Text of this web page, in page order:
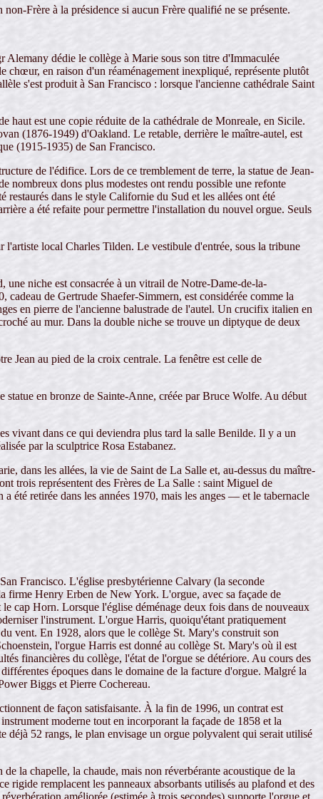
Frère à la présidence si aucun Frère qualifié ne se présente.
Alemany dédie le collège à Marie sous son titre d'Immaculée
chœur, en raison d'un réaménagement inexpliqué, représente plutôt
s'est produit à San Francisco : lorsque l'ancienne cathédrale Saint
haut est une copie réduite de la cathédrale de Monreale, en Sicile.
(1876-1949) d'Oakland. Le retable, derrière le maître-autel, est
(1915-1935) de San Francisco.
de l'édifice. Lors de ce tremblement de terre, la statue de Jean-
nombreux dons plus modestes ont rendu possible une refonte
dans le style Californie du Sud et les allées ont été
a été refaite pour permettre l'installation du nouvel orgue. Seuls
l'artiste local Charles Tilden. Le vestibule d'entrée, sous la tribune
une niche est consacrée à un vitrail de Notre-Dame-de-la-
de Gertrude Shaefer-Simmern, est considérée comme la
en pierre de l'ancienne balustrade de l'autel. Un crucifix italien en
au mur. Dans la double niche se trouve un diptyque de deux
Jean au pied de la croix centrale. La fenêtre est celle de
statue en bronze de Sainte-Anne, créée par Bruce Wolfe. Au début
vivant dans ce qui deviendra plus tard la salle Benilde. Il y a un
par la sculptrice Rosa Estabanez.
dans les allées, la vie de Saint de La Salle et, au-dessus du maître-
trois représentent des Frères de La Salle : saint Miguel de
été retirée dans les années 1970, mais les anges — et le tabernacle
Francisco. L'église presbytérienne Calvary (la seconde
firme Henry Erben de New York. L'orgue, avec sa façade de
cap Horn. Lorsque l'église déménage deux fois dans de nouveaux
l'instrument. L'orgue Harris, quoiqu'étant pratiquement
vent. En 1928, alors que le collège St. Mary's construit son
l'orgue Harris est donné au collège St. Mary's où il est
financières du collège, l'état de l'orgue se détériore. Au cours des
époques dans le domaine de la facture d'orgue. Malgré la
Biggs et Pierre Cochereau.
de façon satisfaisante. À la fin de 1996, un contrat est
moderne tout en incorporant la façade de 1858 et la
déjà 52 rangs, le plan envisage un orgue polyvalent qui serait utilisé
la chapelle, la chaude, mais non réverbérante acoustique de la
rigide remplacent les panneaux absorbants utilisés au plafond et des
améliorée (estimée à trois secondes) supporte l'orgue et